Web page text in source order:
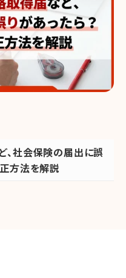
、社会保険の届出に誤
方法を解説